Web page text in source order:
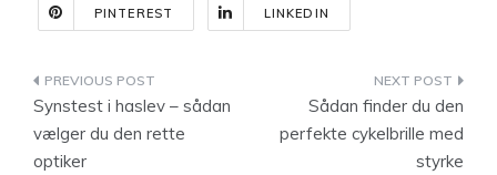
PINTEREST LINKEDIN
Indlægsnavigation
Synstest i haslev – sådan
vælger du den rette
optiker
Sådan finder du den
perfekte cykelbrille med
styrke